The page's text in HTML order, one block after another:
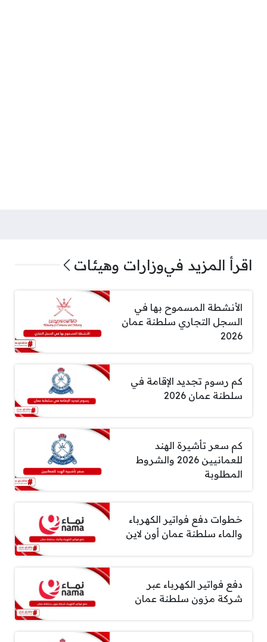
اقرأ المزيد فيوزارات وهيئات
الأنشطة المسموح بها في
السجل التجاري سلطنة عمان
2026
كم رسوم تجديد الإقامة في
سلطنة عمان 2026
كم سعر تأشيرة الهند
للعمانيين 2026 والشروط
المطلوبة
خطوات دفع فواتير الكهرباء
والماء سلطنة عمان أون لاين
دفع فواتير الكهرباء عبر
شركة مزون سلطنة عمان